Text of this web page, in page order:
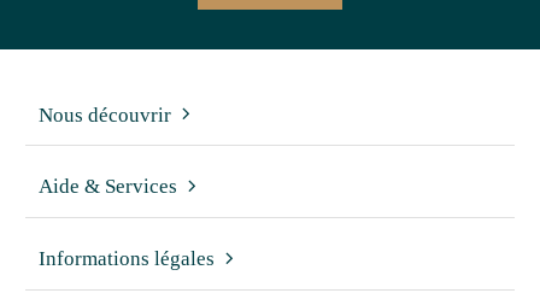
Nous découvrir
Aide & Services
Informations légales